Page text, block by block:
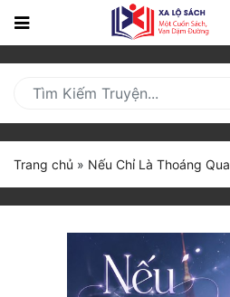
Trang
Mới
Cập
Nhật
(current)
Trang chủ » Nếu Chỉ Là Thoáng Qua